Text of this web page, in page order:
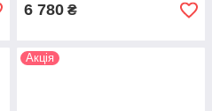
6 780 ₴
Акція